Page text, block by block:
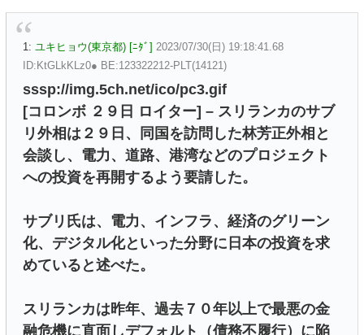
1: ユキヒョウ(東京都) [ﾆﾀﾞ] 2023/07/30(日) 19:18:41.68
ID:KtGLkKLz0● BE:123322212-PLT(14121)
sssp://img.5ch.net/ico/pc3.gif
[コロンボ ２９日 ロイター] – スリランカのサブ
リ外相は２９日、同国を訪問した林芳正外相と
会談し、電力、道路、港湾などのプロジェクト
への投資を再開するよう要請した。
サブリ氏は、電力、インフラ、経済のグリーン
化、デジタル化といった分野に日本の投資を求
めていると述べた。
スリランカは昨年、過去７０年以上で最悪の金
融危機に直面しデフォルト（債務不履行）に陥